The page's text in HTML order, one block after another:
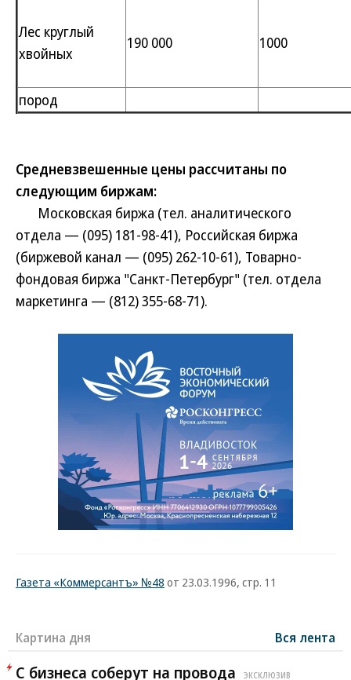
Лес круглый
хвойных
190 000 1000
пород
Средневзвешенные цены рассчитаны по
следующим биржам:
Московская биржа (тел. аналитического
отдела — (095) 181-98-41), Российская биржа
(биржевой канал — (095) 262-10-61), Товарно-
фондовая биржа "Санкт-Петербург" (тел. отдела
маркетинга — (812) 355-68-71).
Газета «Коммерсантъ» №48 от 23.03.1996, стр. 11
Картина дня Вся лента
С бизнеса соберут на провода ЭКСКЛЮЗИВ